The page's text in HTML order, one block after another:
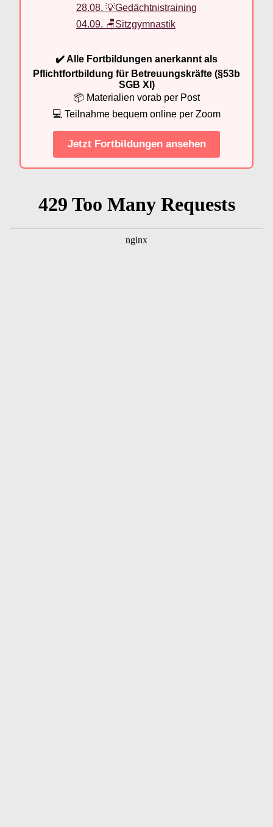
28.08. 💡Gedächtnistraining
04.09. 🪑Sitzgymnastik
✔️ Alle Fortbildungen anerkannt als
Pflichtfortbildung für Betreuungskräfte (§53b
SGB XI)
📦 Materialien vorab per Post
💻 Teilnahme bequem online per Zoom
Jetzt Fortbildungen ansehen